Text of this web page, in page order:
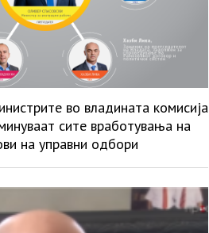
во владината комисија
сите вработувања на
на управни одбори